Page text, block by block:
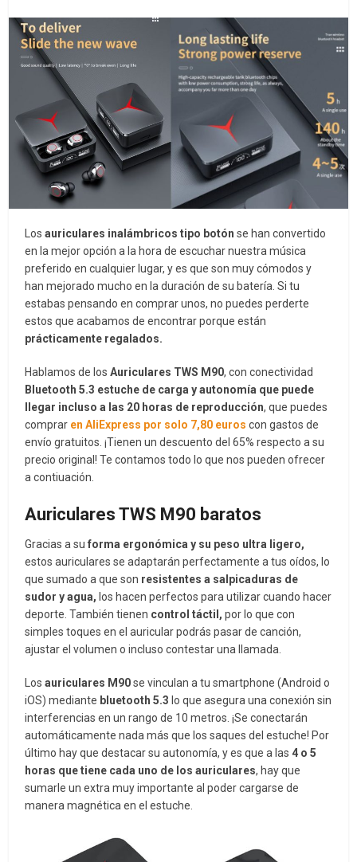
Losauriculares inalámbricos tipo botón se han convertido
en la mejor opción a la hora de escuchar nuestra música
preferido en cualquier lugar, y es que son muy cómodos y
han mejorado mucho en la duración de su batería. Si tu
estabas pensando en comprar unos, no puedes perderte
estos que acabamos de encontrar porque están
prácticamente regalados.
Hablamos de losAuriculares TWS M90, con conectividad
Bluetooth 5.3 estuche de carga y autonomía que puede
llegar incluso a las 20 horas de reproducción, que puedes
comprar en AliExpress por solo 7,80 euros con gastos de
envío gratuitos. ¡Tienen un descuento del 65% respecto a su
precio original! Te contamos todo lo que nos pueden ofrecer
a contiuación.
Auriculares TWS M90 baratos
Gracias a suforma ergonómica y su peso ultra ligero,
estos auriculares se adaptarán perfectamente a tus oídos, lo
que sumado a que son resistentes a salpicaduras de
sudor y agua, los hacen perfectos para utilizar cuando hacer
deporte. También tienen control táctil,por lo que con
simples toques en el auricular podrás pasar de canción,
ajustar el volumen o incluso contestar una llamada.
Losauriculares M90se vinculan a tu smartphone (Android o
iOS) mediante bluetooth 5.3 lo que asegura una conexión sin
interferencias en un rango de 10 metros. ¡Se conectarán
automáticamente nada más que los saques del estuche! Por
último hay que destacar su autonomía, y es que a las 4 o 5
horas que tiene cada uno de los auriculares, hay que
sumarle un extra muy importante al poder cargarse de
manera magnética en el estuche.